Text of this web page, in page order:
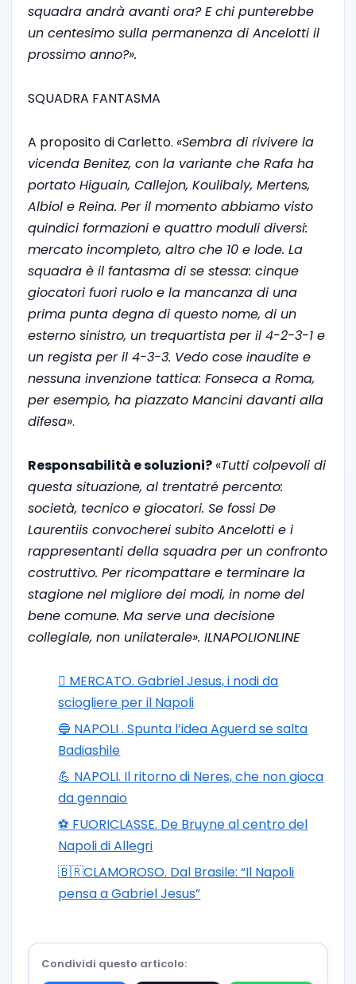
squadra andrà avanti ora? E chi punterebbe
un centesimo sulla permanenza di Ancelotti il
prossimo anno?».
SQUADRA FANTASMA
A proposito di Carletto. «Sembra di rivivere la
vicenda Benitez, con la variante che Rafa ha
portato Higuain, Callejon, Koulibaly, Mertens,
Albiol e Reina. Per il momento abbiamo visto
quindici formazioni e quattro moduli diversi:
mercato incompleto, altro che 10 e lode. La
squadra è il fantasma di se stessa: cinque
giocatori fuori ruolo e la mancanza di una
prima punta degna di questo nome, di un
esterno sinistro, un trequartista per il 4-2-3-1 e
un regista per il 4-3-3. Vedo cose inaudite e
nessuna invenzione tattica: Fonseca a Roma,
per esempio, ha piazzato Mancini davanti alla
difesa».
Responsabilità e soluzioni? «Tutti colpevoli di
questa situazione, al trentatré percento:
società, tecnico e giocatori. Se fossi De
Laurentiis convocherei subito Ancelotti e i
rappresentanti della squadra per un confronto
costruttivo. Per ricompattare e terminare la
stagione nel migliore dei modi, in nome del
bene comune. Ma serve una decisione
collegiale, non unilaterale». ILNAPOLIONLINE
🪎 MERCATO. Gabriel Jesus, i nodi da
sciogliere per il Napoli
🔵 NAPOLI . Spunta l’idea Aguerd se salta
Badiashile
💪 NAPOLI. Il ritorno di Neres, che non gioca
da gennaio
⚽️ FUORICLASSE. De Bruyne al centro del
Napoli di Allegri
🇧🇷CLAMOROSO. Dal Brasile: “Il Napoli
pensa a Gabriel Jesus”
Condividi questo articolo: